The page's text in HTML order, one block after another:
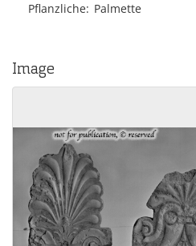
Pflanzliche Palmette
Image